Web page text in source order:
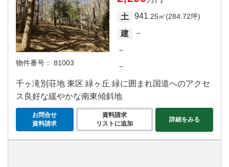
物件番号： 81003
土
941 .25㎡(284.72坪)
建
－
－
－
千ヶ滝別荘地 東区 緑ヶ丘 緑に囲まれ国道へのアクセ
ス良好な緩やかな南東傾斜地
お問合せ
資料請求
資料請求
リストに追加
詳細をみる